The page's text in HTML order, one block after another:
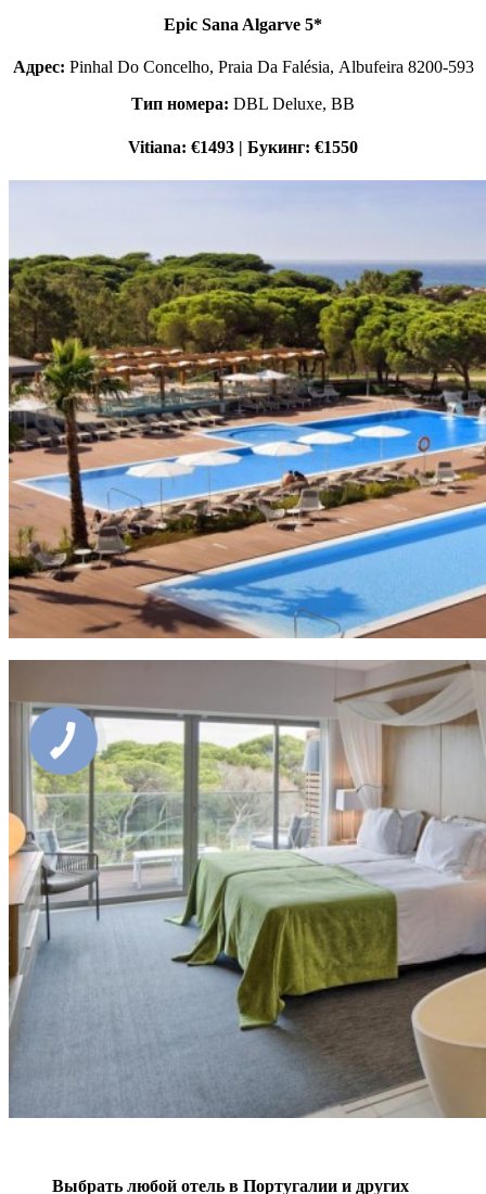
Epic Sana Algarve 5*
Адрес: Pinhal Do Concelho, Praia Da Falésia, Albufeira 8200-593
Тип номера: DBL Deluxe, BB
Vitiana: €1493 | Букинг: €1550
Выбрать любой отель в Португалии и других